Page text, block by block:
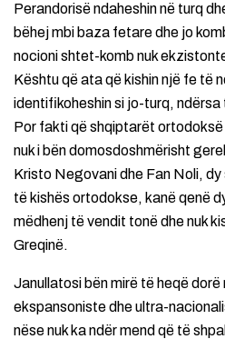
Perandorisë ndaheshin në turq
bëhej mbi baza fetare dhe jo
nocioni shtet-komb nuk
Kështu që ata që kishin një fe të
identifikoheshin si jo-turq,
Por fakti që shqiptarët
nuk i bën domosdoshmërisht
Kristo Negovani dhe Fan Noli,
të kishës ortodokse, kanë qenë
mëdhenj të vendit tonë dhe nuk
Greqinë.
Janullatosi bën mirë të heqë dorë
ekspansoniste dhe ultra-
nëse nuk ka ndër mend që të